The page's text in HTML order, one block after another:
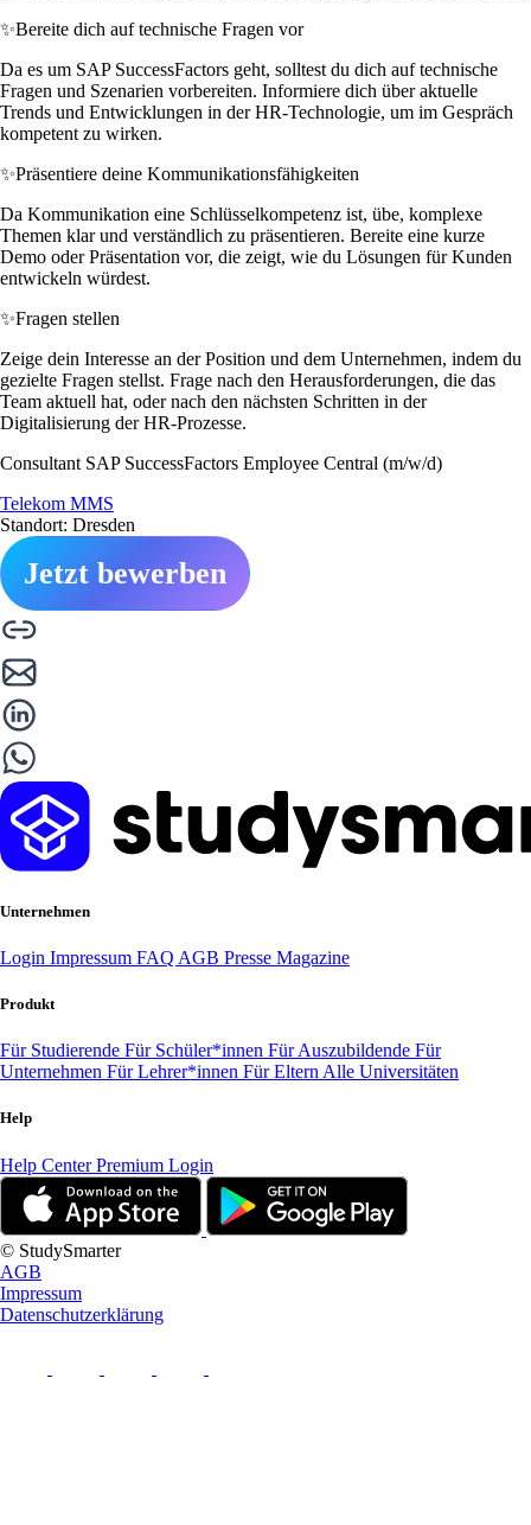
✨Bereite dich auf technische Fragen vor
Da es um SAP SuccessFactors geht, solltest du dich auf technische
Fragen und Szenarien vorbereiten. Informiere dich über aktuelle
Trends und Entwicklungen in der HR-Technologie, um im Gespräch
kompetent zu wirken.
✨Präsentiere deine Kommunikationsfähigkeiten
Da Kommunikation eine Schlüsselkompetenz ist, übe, komplexe
Themen klar und verständlich zu präsentieren. Bereite eine kurze
Demo oder Präsentation vor, die zeigt, wie du Lösungen für Kunden
entwickeln würdest.
✨Fragen stellen
Zeige dein Interesse an der Position und dem Unternehmen, indem du
gezielte Fragen stellst. Frage nach den Herausforderungen, die das
Team aktuell hat, oder nach den nächsten Schritten in der
Digitalisierung der HR-Prozesse.
Consultant SAP SuccessFactors Employee Central (m/w/d)
Telekom MMS
Standort: Dresden
Jetzt bewerben
Unternehmen
Login Impressum FAQ AGB Presse Magazine
Produkt
Für Studierende Für Schüler*innen Für Auszubildende Für
Unternehmen Für Lehrer*innen Für Eltern Alle Universitäten
Help
Help CenterPremium Login
© StudySmarter
AGB
Impressum
Datenschutzerklärung